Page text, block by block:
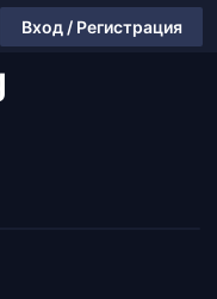
Вход / Регистрация